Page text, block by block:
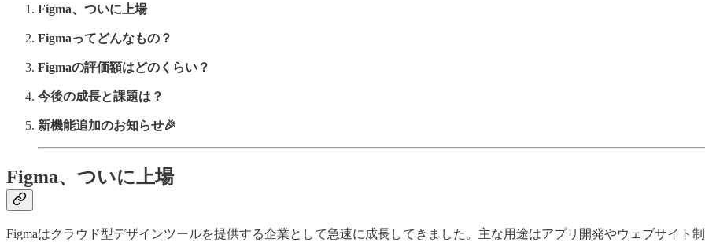
Figma、ついに上場
Figmaってどんなもの？
Figmaの評価額はどのくらい？
今後の成長と課題は？
新機能追加のお知らせ🎉
Figma、ついに上場
Figmaはクラウド型デザインツールを提供する企業として急速に成長してきました。主な用途はアプリ開発やウェブサイト